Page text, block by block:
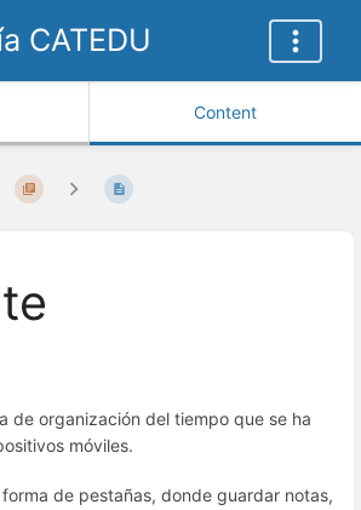
CATEDU
Content
de organización del tiempo que se ha
móviles.
de pestañas, donde guardar notas,